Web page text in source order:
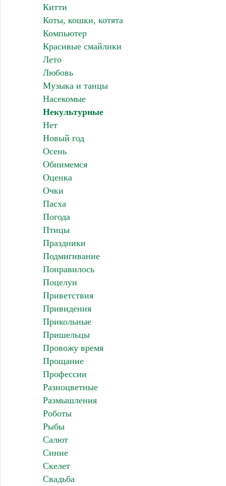
Китти
Коты, кошки, котята
Компьютер
Красивые смайлики
Лето
Любовь
Музыка и танцы
Насекомые
Некультурные
Нет
Новый год
Осень
Обнимемся
Оценка
Очки
Пасха
Погода
Птицы
Праздники
Подмигивание
Понравилось
Поцелуи
Приветствия
Привидения
Прикольные
Пришельцы
Провожу время
Прощание
Профессии
Разноцветные
Размышления
Роботы
Рыбы
Салют
Синие
Скелет
Свадьба